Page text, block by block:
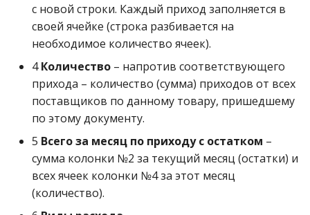
с новой строки. Каждый приход заполняется в
своей ячейке (строка разбивается на
необходимое количество ячеек).
4Количество – напротив соответствующего
прихода – количество (сумма) приходов от всех
поставщиков по данному товару, пришедшему
по этому документу.
5 Всего за месяц по приходу с остатком –
сумма колонки №2 за текущий месяц (остатки) и
всех ячеек колонки №4 за этот месяц
(количество).